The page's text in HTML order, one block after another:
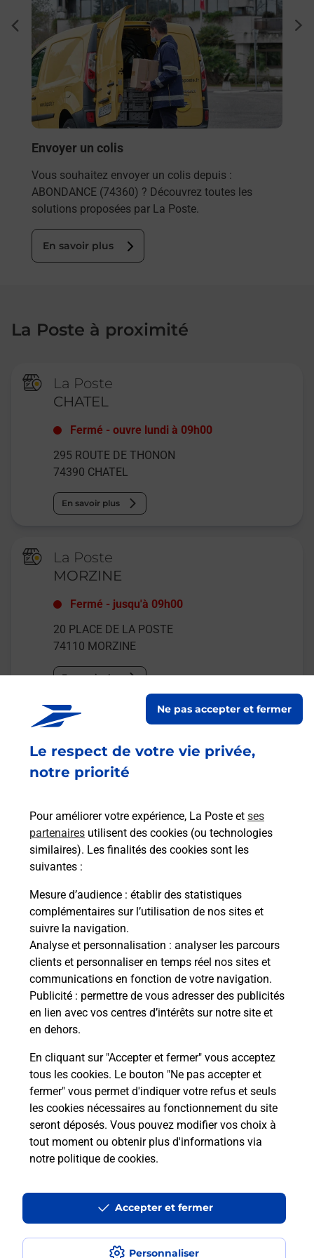
Le respect de votre vie privée,
notre priorité
Pour améliorer votre expérience, La Poste et ses
partenaires utilisent des cookies (ou technologies
similaires). Les finalités des cookies sont les
suivantes :
Mesure d’audience : établir des statistiques
complémentaires sur l’utilisation de nos sites et
suivre la navigation.
Analyse et personnalisation : analyser les parcours
clients et personnaliser en temps réel nos sites et
communications en fonction de votre navigation.
Publicité : permettre de vous adresser des publicités
en lien avec vos centres d’intérêts sur notre site et
en dehors.
En cliquant sur "Accepter et fermer" vous acceptez
tous les cookies. Le bouton "Ne pas accepter et
fermer" vous permet d'indiquer votre refus et seuls
les cookies nécessaires au fonctionnement du site
seront déposés. Vous pouvez modifier vos choix à
tout moment ou obtenir plus d'informations via
notre politique de cookies.
Personnaliser
Ne pas accepter et fermer
Accepter et fermer
Envoyer un colis
Vous souhaitez envoyer un colis depuis :
ABONDANCE (74360) ? Découvrez toutes les
solutions proposées par La Poste.
En savoir plus
La Poste à proximité
La Poste
CHATEL
Fermé -ouvre lundi à 09h00
295 ROUTE DE THONON
74390 CHATEL
En savoir plus
La Poste
MORZINE
Fermé - jusqu'à 09h00
20 PLACE DE LA POSTE
74110 MORZINE
En savoir plus
Malin !
La Poste
en ligne
Ouvert 24h/24
En savoir plus
Recherchez un autre point de contact
Questions fréquemment posées
Quel réseau utilise La Poste Mobile ?
Est-ce que je peux garder mon
numéro de mobile gratuitement ?
Est-ce que je peux bénéficier de la 5G
avec La Poste Mobile ?
à l’étranger avec La Poste Mobile ?
Est-ce que je peux payer mon
smartphone Samsung en plusieurs